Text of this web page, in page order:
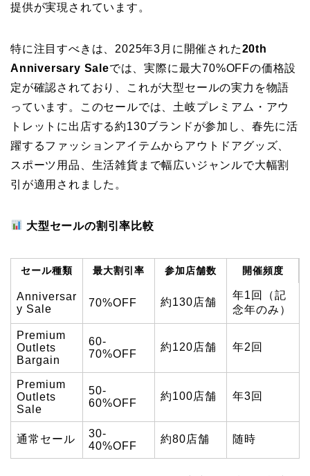
提供が実現されています。
特に注目すべきは、2025年3月に開催された20th
Anniversary Saleでは、実際に最大70%OFFの価格設
定が確認されており、これが大型セールの実力を物語
っています。このセールでは、土岐プレミアム・アウ
トレットに出店する約130ブランドが参加し、春先に活
躍するファッションアイテムからアウトドアグッズ、
スポーツ用品、生活雑貨まで幅広いジャンルで大幅割
引が適用されました。
大型セールの割引率比較
セール種類 最大割引率 参加店舗数 開催頻度
Anniversar
y Sale
70%OFF 約130店舗
年1回（記
念年のみ）
Premium
Outlets
Bargain
60-
70%OFF
約120店舗 年2回
Premium
Outlets
Sale
50-
60%OFF
約100店舗 年3回
通常セール
30-
40%OFF
約80店舗 随時